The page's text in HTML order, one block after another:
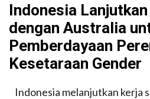
Indonesia
dengan Australia
Pemberdayaan
Kesetaraan Gender
Indonesia melanjutkan kerja